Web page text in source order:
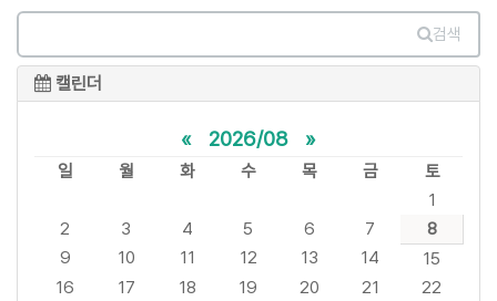
검색
캘린더
« 2026/08 »
일 월 화 수 목 금
토
1
2
3 4 5 6 7
8
9
10 11 12 13 14
15
16
17 18 19 20 21
22